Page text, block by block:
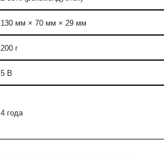
130 мм × 70 мм × 29 мм
200 г
5 В
4 года